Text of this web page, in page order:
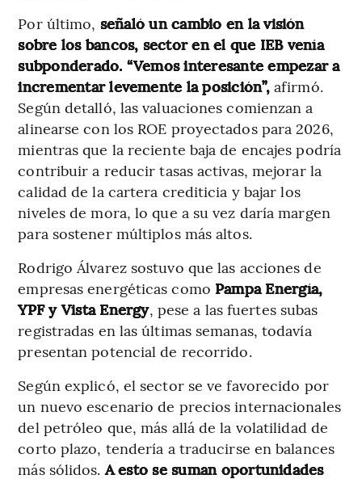
Por último, señaló un cambio en la visión
sobre los bancos, sector en el que IEB venía
subponderado. “Vemos interesante empezar a
incrementar levemente la posición”,afirmó.
Según detalló, las valuaciones comienzan a
alinearse con los ROE proyectados para 2026,
mientras que la reciente baja de encajes podría
contribuir a reducir tasas activas, mejorar la
calidad de la cartera crediticia y bajar los
niveles de mora, lo que a su vez daría margen
para sostener múltiplos más altos.
Rodrigo Álvarez sostuvo que las acciones de
empresas energéticas como Pampa Energía,
YPF y Vista Energy, pese a las fuertes subas
registradas en las últimas semanas, todavía
presentan potencial de recorrido.
Según explicó, el sector se ve favorecido por
un nuevo escenario de precios internacionales
del petróleo que, más allá de la volatilidad de
corto plazo, tendería a traducirse en balances
más sólidos.A esto se suman oportunidades